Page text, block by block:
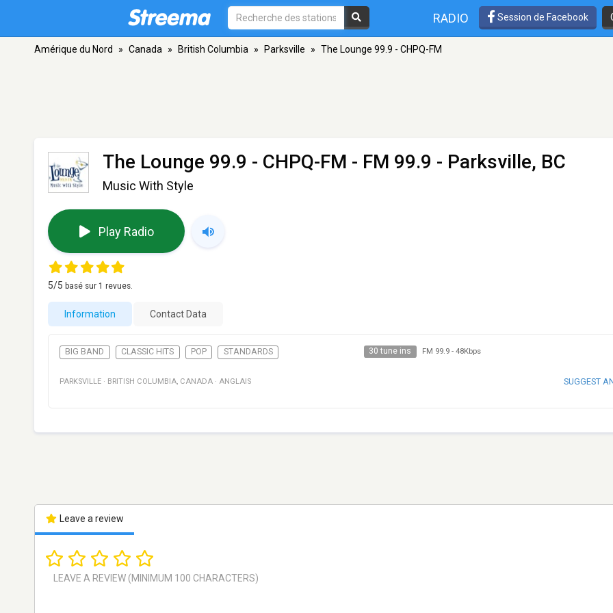
RADIO Session de Facebook
Amérique du Nord » Canada » British Columbia » Parksville » The Lounge 99.9 - CHPQ-FM
The Lounge 99.9 - CHPQ-FM - FM 99.9 - Parksville, BC
Music With Style
Play Radio
5/5 basé sur 1 revues.
Information Contact Data
BIG BAND CLASSIC HITS POP STANDARDS 30 tune ins FM 99.9- 48Kbps
PARKSVILLE · BRITISH COLUMBIA, CANADA · ANGLAIS SUGGEST
Leave a review